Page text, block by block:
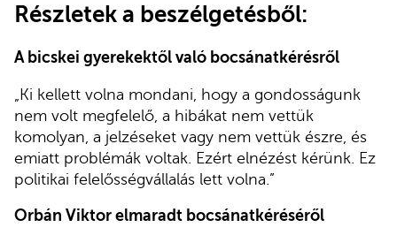
Részletek a beszélgetésből:
A bicskei gyerekektől való bocsánatkérésről
„Ki kellett volna mondani, hogy a gondosságunk
nem volt megfelelő, a hibákat nem vettük
komolyan, a jelzéseket vagy nem vettük észre, és
emiatt problémák voltak. Ezért elnézést kérünk. Ez
politikai felelősségvállalás lett volna.”
Orbán Viktor elmaradt bocsánatkéréséről